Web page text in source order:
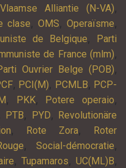
Vlaamse Alliantie (N-VA),
clase,OMS,Operaïsme,
de Belgique,
Parti
de France (mlm),
Ouvrier Belge (POB),
, PCI(M), PCMLB, PCP-
, PKK, Potere operaio,
PTB, PYD,
Revolutionäre
, Rote Zora,
Roter
, Social-démocratie,
, Tupamaros, UC(ML)B,